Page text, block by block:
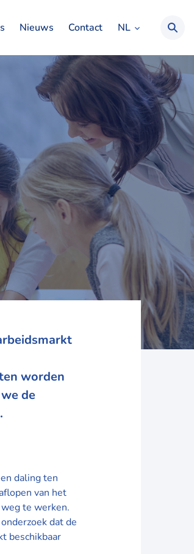
Nieuws Contact NL
worden
de
daling ten
van het
te werken.
dat de
beschikbaar